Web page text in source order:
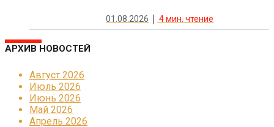
01.08.2026 4мин. чтение
АРХИВ НОВОСТЕЙ
Август 2026
Июль 2026
Июнь 2026
Май 2026
Апрель 2026